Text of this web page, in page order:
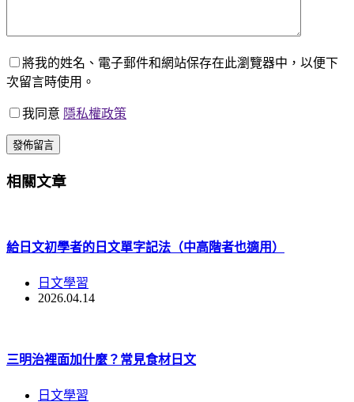
將我的姓名、電子郵件和網站保存在此瀏覽器中，以便下
次留言時使用。
我同意 隱私權政策
發佈留言
相關文章
給日文初學者的日文單字記法（中高階者也適用）
日文學習
2026.04.14
三明治裡面加什麼？常見食材日文
日文學習